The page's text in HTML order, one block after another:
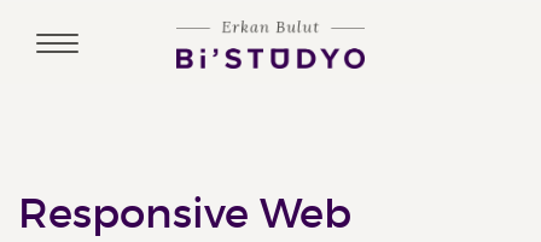
Responsive Web